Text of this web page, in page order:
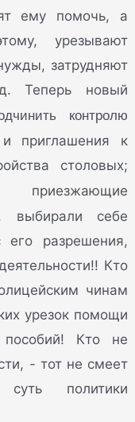
ему помочь, а
урезывают
затрудняют
Теперь новый
контролю
приглашения к
столовых;
выбирали себе
разрешения,
Кто
чинам
урезок помощи
пособий! Кто не
- тот не смеет
политики